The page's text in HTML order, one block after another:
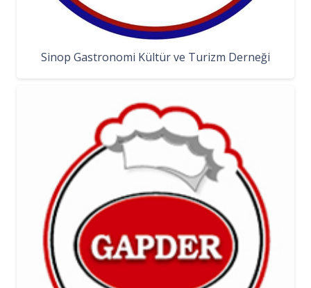
Sinop Gastronomi Kültür ve Turizm Derneği